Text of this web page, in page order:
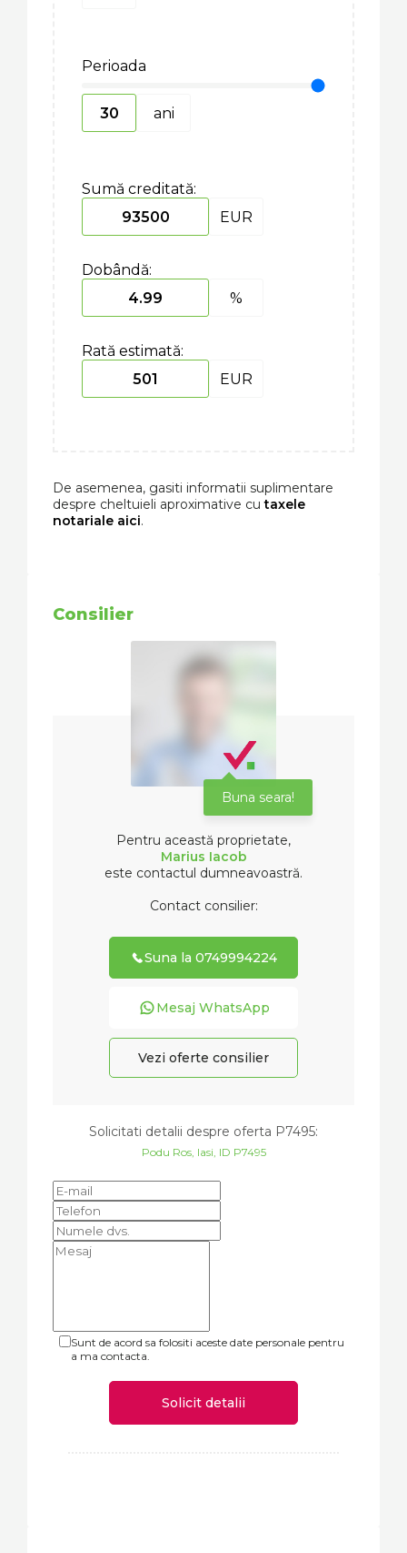
Perioada
ani
Sumă creditată:
EUR
Dobândă:
%
Rată estimată:
EUR
De asemenea, gasiti informatii suplimentare
despre cheltuieli aproximative cutaxele
notariale aici.
Consilier
Buna seara!
Pentru această proprietate,
Marius Iacob
este contactul dumneavoastră.
Contact consilier:
Suna la 0749994224
Mesaj WhatsApp
Vezi oferte consilier
Solicitati detalii despre oferta P7495:
Podu Ros, Iasi, ID P7495
Sunt de acord sa folositi aceste date personale pentru
a ma contacta.
Solicit detalii